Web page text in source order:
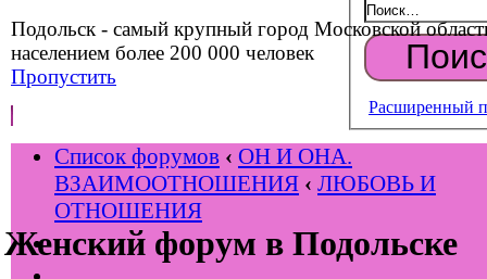
Подольск - самый крупный город Московской
населением более 200 000 человек
Пропустить
Женский форум в Подольске
Расширенный
Список форумов ‹ ОН И ОНА.
ВЗАИМООТНОШЕНИЯ ‹ ЛЮБОВЬ И
ОТНОШЕНИЯ